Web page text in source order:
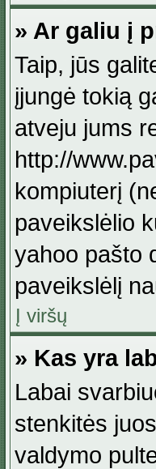
» Ar galiu į
Taip, jūs
įjungė tokią
atveju jums
http://
kompiuterį
paveikslėlio
yahoo pašto
paveikslėlį
Į viršų
» Kas yra
Labai
stenkitės
valdymo